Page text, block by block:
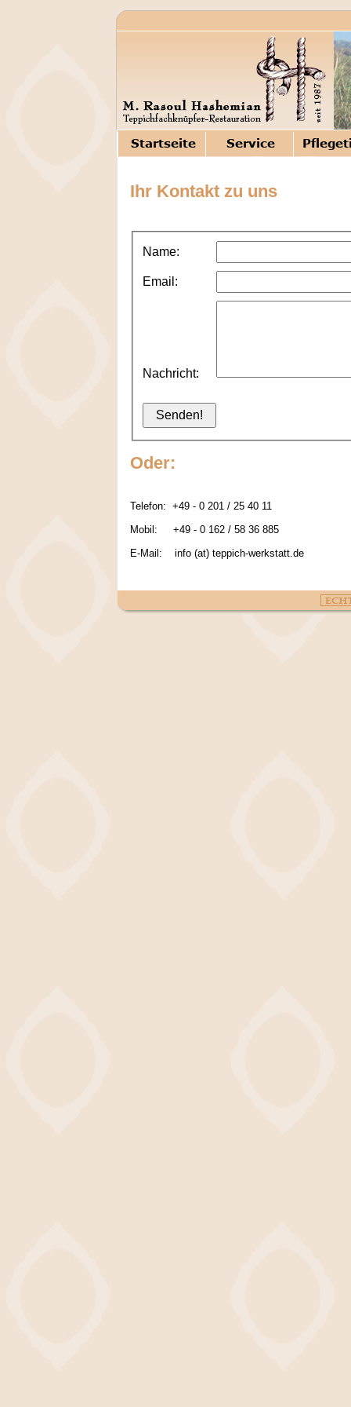
Ihr Kontakt zu uns
Name:
Email:
Nachricht:
Oder:
Telefon: +49 - 0 201 / 25 40 11
Mobil: +49 - 0 162 / 58 36 885
E-Mail: info (at) teppich-werkstatt.de